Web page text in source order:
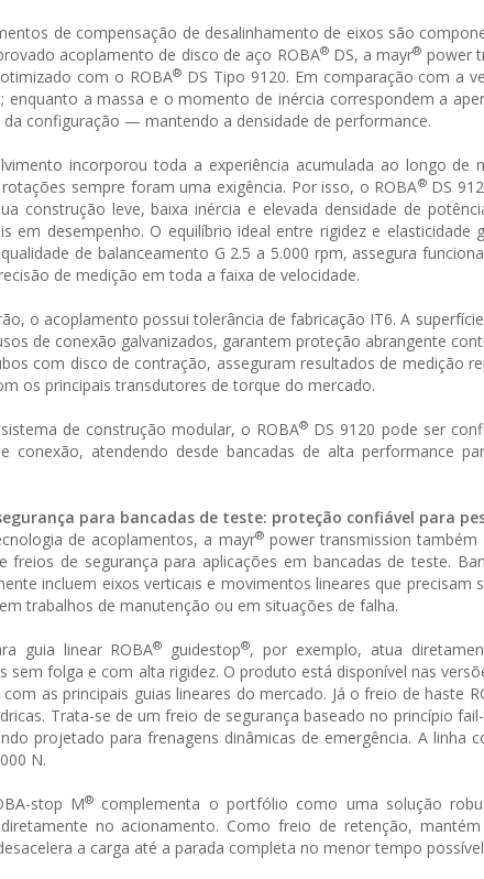
de compensação de desalinhamento de eixos são
acoplamento de disco de aço ROBA®DS, a mayr® power
com o ROBA®DS Tipo 9120. Em comparação com a
enquanto a massa e o momento de inércia correspondem a
configuração — mantendo a densidade de performance.
incorporou toda a experiência acumulada ao longo
sempre foram uma exigência. Por isso, o ROBA®DS
construção leve, baixa inércia e elevada densidade de
em desempenho. O equilíbrio ideal entre rigidez e
de balanceamento G 2.5 a 5.000 rpm, assegura
de medição em toda a faixa de velocidade.
o acoplamento possui tolerância de fabricação IT6. A
de conexão galvanizados, garantem proteção abrangente
com disco de contração, asseguram resultados de medição
os principais transdutores de torque do mercado.
de construção modular, o ROBA® DS 9120 pode ser
conexão, atendendo desde bancadas de alta performance
para bancadas de teste: proteção confiável para
de acoplamentos, a mayr®power transmission também
freios de segurança para aplicações em bancadas de teste.
incluem eixos verticais e movimentos lineares que
trabalhos de manutenção ou em situações de falha.
guia linear ROBA® guidestop®, por exemplo, atua
sem folga e com alta rigidez. O produto está disponível nas
as principais guias lineares do mercado. Já o freio de haste
Trata-se de um freio de segurança baseado no princípio
projetado para frenagens dinâmicas de emergência. A linha
N.
stop M®complementa o portfólio como uma solução
no acionamento. Como freio de retenção,
a carga até a parada completa no menor tempo